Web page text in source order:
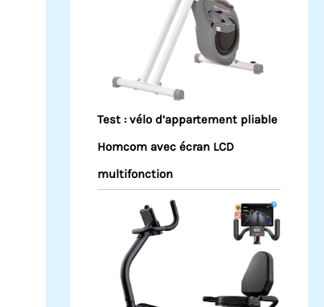
Test : vélo d’appartement pliable
Homcom avec écran LCD
multifonction